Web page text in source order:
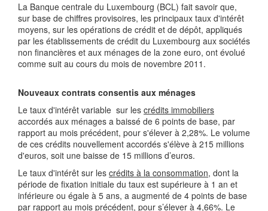
La Banque centrale du Luxembourg (BCL) fait savoir que,
sur base de chiffres provisoires, les principaux taux d'intérêt
moyens, sur les opérations de crédit et de dépôt, appliqués
par les établissements de crédit du Luxembourg aux sociétés
non financières et aux ménages de la zone euro, ont évolué
comme suit au cours du mois de novembre 2011.
Nouveaux contrats consentis aux ménages
Le taux d'intérêt variable sur les crédits immobiliers
accordés aux ménages a baissé de 6 points de base, par
rapport au mois précédent, pour s'élever à 2,28%. Le volume
de ces crédits nouvellement accordés s'élève à 215 millions
d'euros, soit une baisse de 15 millions d’euros.
Le taux d'intérêt sur les crédits à la consommation, dont la
période de fixation initiale du taux est supérieure à 1 an et
inférieure ou égale à 5 ans, a augmenté de 4 points de base
par rapport au mois précédent, pour s’élever à 4,66%. Le